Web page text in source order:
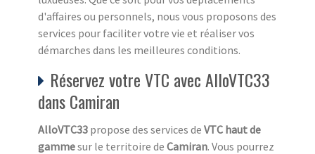
d'affaires ou personnels, nous vous proposons des
services pour faciliter votre vie et réaliser vos
démarches dans les meilleures conditions.
Réservez votre VTC avec AlloVTC33
dans Camiran
AlloVTC33 propose des services de VTC haut de
gammesur le territoire de Camiran. Vous pourrez